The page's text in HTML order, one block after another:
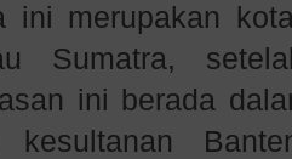
ini merupakan
Sumatra,
ini berada
kesultanan